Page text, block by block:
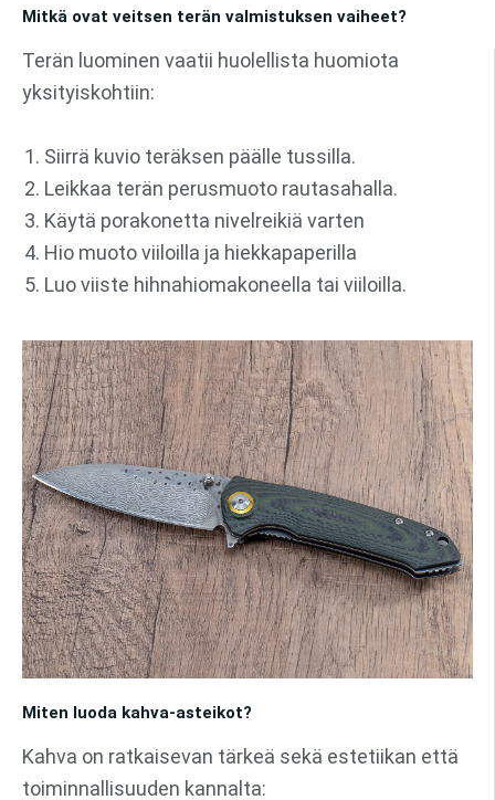
Mitkä ovat veitsen terän valmistuksen vaiheet?
Terän luominen vaatii huolellista huomiota
yksityiskohtiin:
Siirrä kuvio teräksen päälle tussilla.
Leikkaa terän perusmuoto rautasahalla.
Käytä porakonetta nivelreikiä varten
Hio muoto viiloilla ja hiekkapaperilla
Luo viiste hihnahiomakoneella tai viiloilla.
Miten luoda kahva-asteikot?
Kahva on ratkaisevan tärkeä sekä estetiikan että
toiminnallisuuden kannalta: